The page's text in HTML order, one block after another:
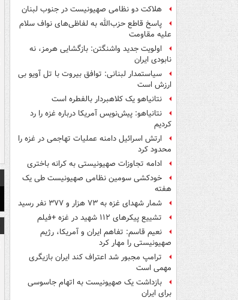
هلاکت دو نظامی صهیونیست در جنوب لبنان
پاسخ قاطع حزب‌الله به لفاظی‌های نواف سلام
علیه مقاومت
اولویت جدید واشنگتن: بازگشایی هرمز، نه
نابودی ایران
سیاستمدار لبنانی: توافق بیروت با تل آویو بی
ارزش است
نتانیاهو یک کلاهبردار بالفطره است
نتانیاهو: پیش‌نویس آمریکا درباره غزه را رد
کردیم
ارتش اسرائیل دامنه عملیات تهاجمی در غزه را
محدود کرد
ادامه تجاوزات صهیونیستی به کرانه باختری
خودکشی سومین نظامی صهیونیست طی یک
هفته
شمار شهدای غزه به ۷۳ هزار و ۳۷۷ نفر رسید
تشییع پیکرهای ۱۱۲ شهید در غزه +فیلم
نعیم قاسم: تفاهم ایران و آمریکا، رژیم
صهیونیستی را مهار کرد
ترامپ مجبور شد اعتراف کند ایران بازیگری
مهمی است
بازداشت یک صهیونیست به اتهام جاسوسی
برای ایران